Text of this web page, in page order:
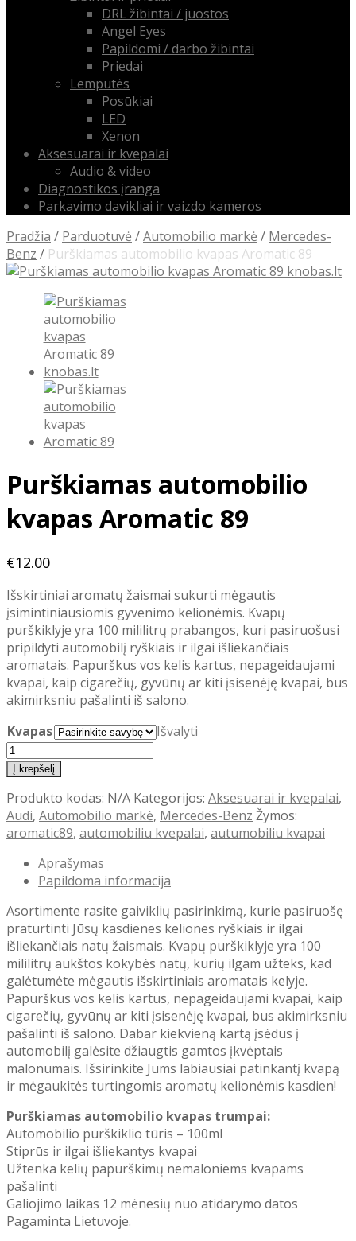
DRL žibintai / juostos
Angel Eyes
Papildomi / darbo žibintai
Priedai
Lemputės
Posūkiai
LED
Xenon
Aksesuarai ir kvepalai
Audio & video
Diagnostikos įranga
Parkavimo davikliai ir vaizdo kameros
Pradžia / Parduotuvė /Automobilio markė / Mercedes-
Benz / Purškiamas automobilio kvapas Aromatic 89
Purškiamas automobilio
kvapas Aromatic 89
€12.00
Išskirtiniai aromatų žaismai sukurti mėgautis
įsimintiniausiomis gyvenimo kelionėmis. Kvapų
purškiklyje yra 100 mililitrų prabangos, kuri pasiruošusi
pripildyti automobilį ryškiais ir ilgai išliekančiais
aromatais. Papurškus vos kelis kartus, nepageidaujami
kvapai, kaip cigarečių, gyvūnų ar kiti įsisenėję kvapai, bus
akimirksniu pašalinti iš salono.
Kvapas
Išvalyti
produkto
kiekis:
automobilio
kvapas
Aromatic
Į krepšelį
Produkto kodas: N/A Kategorijos: Aksesuarai ir kvepalai,
Audi, Automobilio markė, Mercedes-Benz Žymos:
aromatic89, automobiliu kvepalai, autumobiliu kvapai
Aprašymas
Papildoma informacija
Asortimente rasite gaiviklių pasirinkimą, kurie pasiruošę
praturtinti Jūsų kasdienes keliones ryškiais ir ilgai
išliekančiais natų žaismais. Kvapų purškiklyje yra 100
mililitrų aukštos kokybės natų, kurių ilgam užteks, kad
galėtumėte mėgautis išskirtiniais aromatais kelyje.
Papurškus vos kelis kartus, nepageidaujami kvapai, kaip
cigarečių, gyvūnų ar kiti įsisenėję kvapai, bus akimirksniu
pašalinti iš salono. Dabar kiekvieną kartą įsėdus į
automobilį galėsite džiaugtis gamtos įkvėptais
malonumais. Išsirinkite Jums labiausiai patinkantį kvapą
ir mėgaukitės turtingomis aromatų kelionėmis kasdien!
Purškiamas automobilio kvapas trumpai:
Automobilio purškiklio tūris – 100ml
Stiprūs ir ilgai išliekantys kvapai
Užtenka kelių papurškimų nemaloniems kvapams
pašalinti
Galiojimo laikas 12 mėnesių nuo atidarymo datos
Pagaminta Lietuvoje.